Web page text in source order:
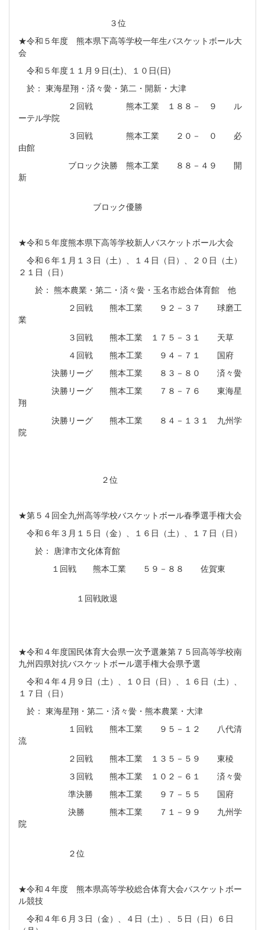
３位
★令和５年度 熊本県下高等学校一年生バスケットボール大
会
令和５年度１１月９日(土)、１０日(日)
於： 東海星翔・済々黌・第二・開新・大津
２回戦 熊本工業 １８８－ ９ ル
ーテル学院
３回戦 熊本工業 ２０－ ０ 必
由館
ブロック決勝 熊本工業 ８８－４９ 開
新
ブロック優勝
★令和５年度熊本県下高等学校新人バスケットボール大会
令和６年１月１３日（土）、１４日（日）、２０日（土）
２１日（日）
於： 熊本農業・第二・済々黌・玉名市総合体育館 他
２回戦 熊本工業 ９２－３７ 球磨工
業
３回戦 熊本工業 １７５－３１ 天草
４回戦 熊本工業 ９４－７１ 国府
決勝リーグ 熊本工業 ８３－８０ 済々黌
決勝リーグ 熊本工業 ７８－７６ 東海星
翔
決勝リーグ 熊本工業 ８４－１３１ 九州学
院
２位
★第５４回全九州高等学校バスケットボール春季選手権大会
令和６年３月１５日（金）、１６日（土）、１７日（日）
於： 唐津市文化体育館
１回戦 熊本工業 ５９－８８ 佐賀東
１回戦敗退
★令和４年度国民体育大会県一次予選兼第７５回高等学校南
九州四県対抗バスケットボール選手権大会県予選
令和４年４月９日（土）、１０日（日）、１６日（土）、
１７日（日）
於： 東海星翔・第二・済々黌・熊本農業・大津
１回戦 熊本工業 ９５－１２ 八代清
流
２回戦 熊本工業 １３５－５９ 東稜
３回戦 熊本工業 １０２－６１ 済々黌
準決勝 熊本工業 ９７－５５ 国府
決勝 熊本工業 ７１－９９ 九州学
院
２位
★令和４年度 熊本県高等学校総合体育大会バスケットボー
ル競技
令和４年６月３日（金）、４日（土）、５日（日）６日